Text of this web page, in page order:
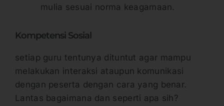
mulia sesuai norma keagamaan.
Kompetensi Sosial
setiap guru tentunya dituntut agar mampu
melakukan interaksi ataupun komunikasi
dengan peserta dengan cara yang benar.
Lantas bagaimana dan seperti apa sih?